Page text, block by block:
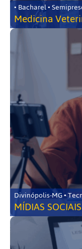
• Bacharel •
Medicina
MÍDIAS